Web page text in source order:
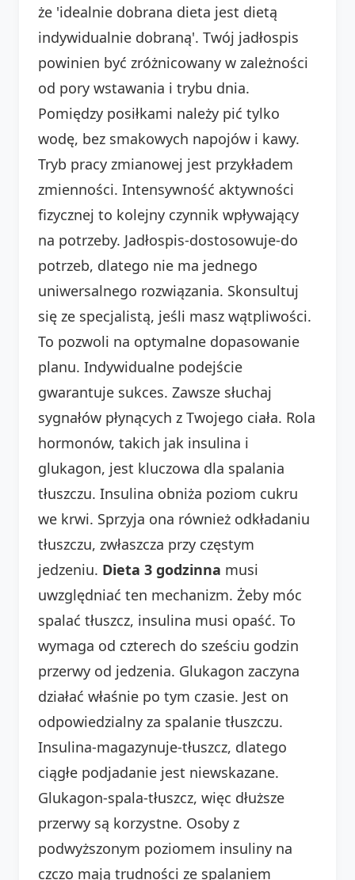
że 'idealnie dobrana dieta jest dietą
indywidualnie dobraną'. Twój jadłospis
powinien być zróżnicowany w zależności
od pory wstawania i trybu dnia.
Pomiędzy posiłkami należy pić tylko
wodę, bez smakowych napojów i kawy.
Tryb pracy zmianowej jest przykładem
zmienności. Intensywność aktywności
fizycznej to kolejny czynnik wpływający
na potrzeby. Jadłospis-dostosowuje-do
potrzeb, dlatego nie ma jednego
uniwersalnego rozwiązania. Skonsultuj
się ze specjalistą, jeśli masz wątpliwości.
To pozwoli na optymalne dopasowanie
planu. Indywidualne podejście
gwarantuje sukces. Zawsze słuchaj
sygnałów płynących z Twojego ciała. Rola
hormonów, takich jak insulina i
glukagon, jest kluczowa dla spalania
tłuszczu. Insulina obniża poziom cukru
we krwi. Sprzyja ona również odkładaniu
tłuszczu, zwłaszcza przy częstym
jedzeniu. Dieta 3 godzinna musi
uwzględniać ten mechanizm. Żeby móc
spalać tłuszcz, insulina musi opaść. To
wymaga od czterech do sześciu godzin
przerwy od jedzenia. Glukagon zaczyna
działać właśnie po tym czasie. Jest on
odpowiedzialny za spalanie tłuszczu.
Insulina-magazynuje-tłuszcz, dlatego
ciągłe podjadanie jest niewskazane.
Glukagon-spala-tłuszcz, więc dłuższe
przerwy są korzystne. Osoby z
podwyższonym poziomem insuliny na
czczo mają trudności ze spalaniem